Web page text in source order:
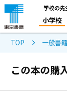
学校の先
小学校
TOP 一般書
この本の購